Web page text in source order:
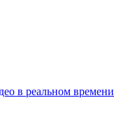
в реальном времени